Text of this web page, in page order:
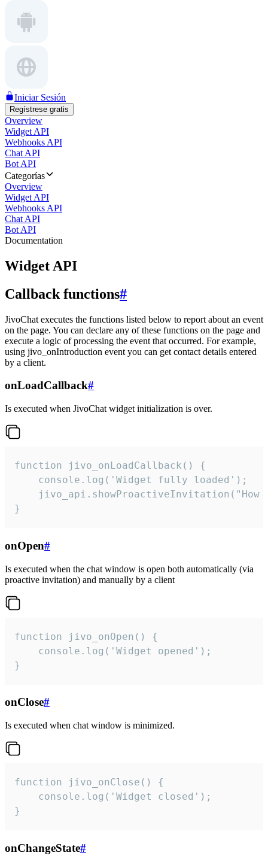
Iniciar Sesión
Regístrese gratis
Overview
Widget API
Webhooks API
Chat API
Bot API
Categorías
Overview
Widget API
Webhooks API
Chat API
Bot API
Documentation
Widget API
Callback functions#
JivoChat executes the functions listed below to report about an event
on the page. You can declare any of these functions on the page and
execute a logic of processing the event that occurred. For example,
using jivo_onIntroduction event you can get contact details entered
by a client.
onLoadCallback#
Is executed when JivoChat widget initialization is over.
function jivo_onLoadCallback() {
    console.log('Widget fully loaded');
jivo_api.showProactiveInvitation("How
}
onOpen#
Is executed when the chat window is open both automatically (via
proactive invitation) and manually by a client
function jivo_onOpen() {
    console.log('Widget opened');
}
onClose#
Is executed when chat window is minimized.
function jivo_onClose() {
    console.log('Widget closed');
}
onChangeState#